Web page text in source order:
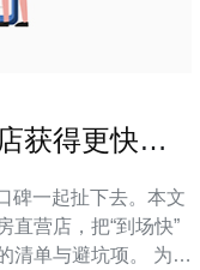
获得更快捷
碑一起扯下去。本文
直营店，把“到场快”
与避坑项。 为什